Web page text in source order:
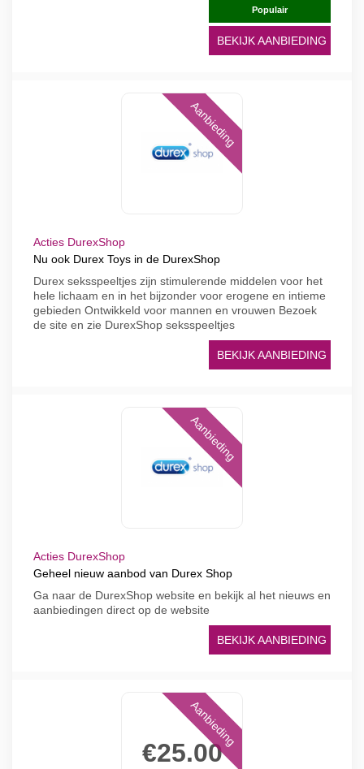
Populair
BEKIJK AANBIEDING
Aanbieding
Acties DurexShop
Nu ook Durex Toys in de DurexShop
Durex seksspeeltjes zijn stimulerende middelen voor het
hele lichaam en in het bijzonder voor erogene en intieme
gebieden Ontwikkeld voor mannen en vrouwen Bezoek
de site en zie DurexShop seksspeeltjes
BEKIJK AANBIEDING
Aanbieding
Acties DurexShop
Geheel nieuw aanbod van Durex Shop
Ga naar de DurexShop website en bekijk al het nieuws en
aanbiedingen direct op de website
BEKIJK AANBIEDING
€25.00
Aanbieding